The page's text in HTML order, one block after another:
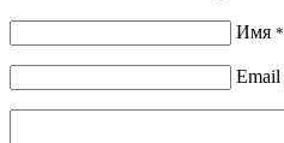
Имя *
Email